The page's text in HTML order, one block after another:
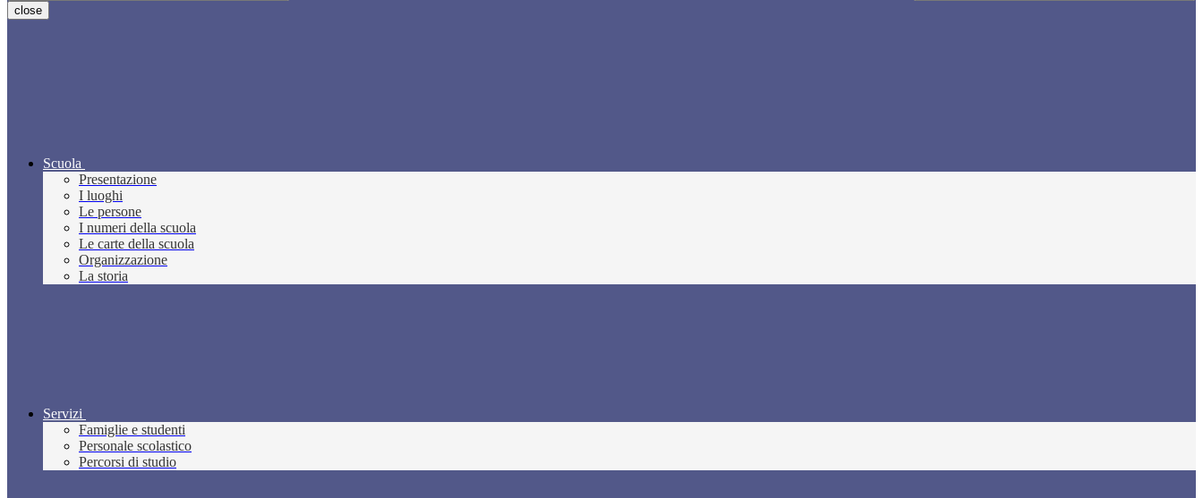
close
Scuola
Presentazione
I luoghi
Le persone
I numeri della scuola
Le carte della scuola
Organizzazione
La storia
Servizi
Famiglie e studenti
Personale scolastico
Percorsi di studio